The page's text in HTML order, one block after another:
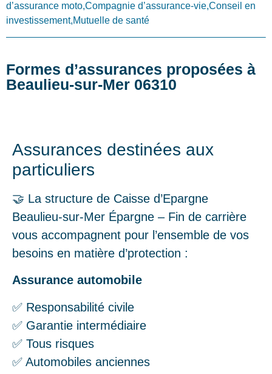
d’assurance moto,Compagnie d’assurance-vie,Conseil en
investissement,Mutuelle de santé
Formes d’assurances proposées à
Beaulieu-sur-Mer 06310
Assurances destinées aux
particuliers
🤝 La structure de Caisse d’Epargne
Beaulieu-sur-Mer Épargne – Fin de carrière
vous accompagnent pour l’ensemble de vos
besoins en matière d’protection :
Assurance automobile
✅ Responsabilité civile
✅ Garantie intermédiaire
✅ Tous risques
✅ Automobiles anciennes